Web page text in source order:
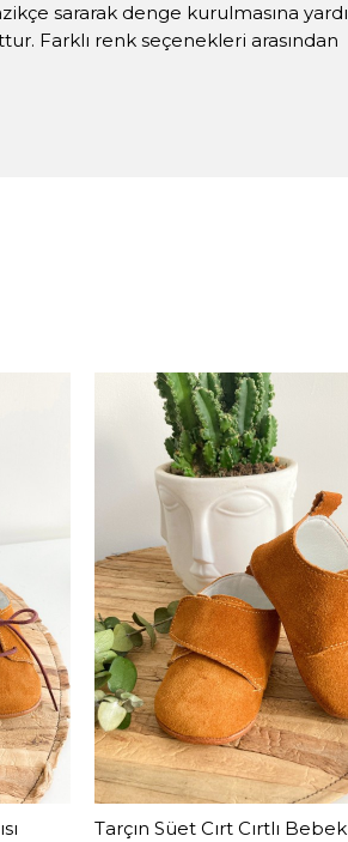
sararak denge kurulmasına
Farklı renk seçenekleri arasından
Sepete Ekle
Tarçın Süet Cırt Cırtlı Bebek